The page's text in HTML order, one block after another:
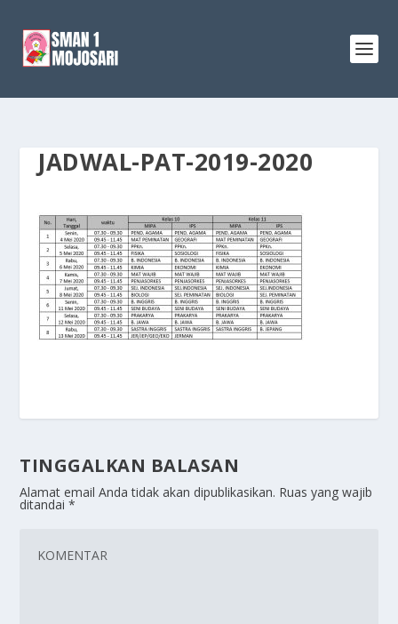
JADWAL-PAT-2019-2020
TINGGALKAN BALASAN
Alamat email Anda tidak akan dipublikasikan. Ruas yang wajib
ditandai*